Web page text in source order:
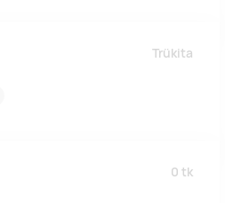
Trükita
0 tk